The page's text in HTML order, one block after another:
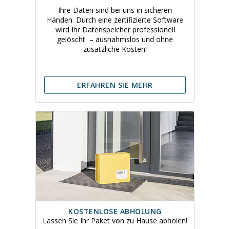
Ihre Daten sind bei uns in sicheren
Händen. Durch eine zertifizierte Software
wird Ihr Datenspeicher professionell
gelöscht – ausnahmslos und ohne
zusätzliche Kosten!
ERFAHREN SIE MEHR
KOSTENLOSE ABHOLUNG
Lassen Sie Ihr Paket von zu Hause abholen!